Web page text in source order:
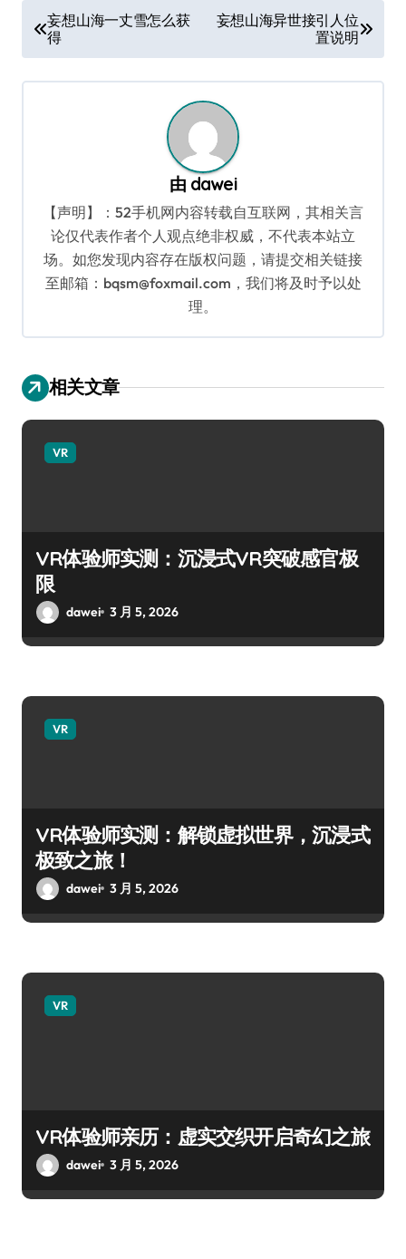
章
导
妄想山海一丈雪怎么获
得
妄想山海异世接引人位
置说明
由 dawei
【声明】：52手机网内容转载自互联网，其相关言
论仅代表作者个人观点绝非权威，不代表本站立
场。如您发现内容存在版权问题，请提交相关链接
至邮箱：bqsm@foxmail.com，我们将及时予以处
理。
相关文章
VR
VR体验师实测：沉浸式VR突破感官极
限
dawei 3 月 5, 2026
VR
VR体验师实测：解锁虚拟世界，沉浸式
极致之旅！
dawei 3 月 5, 2026
VR
VR体验师亲历：虚实交织开启奇幻之旅
dawei 3 月 5, 2026